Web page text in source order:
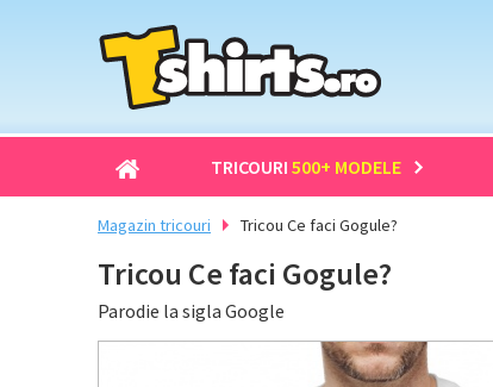
TRICOURI 500+ MODELE
Magazin tricouri Tricou Ce faci Gogule?
Tricou Ce faci Gogule?
Parodie la sigla Google